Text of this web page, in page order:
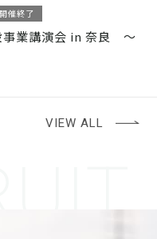
開催終了
事業講演会 in 奈良 ～
VIEW ALL